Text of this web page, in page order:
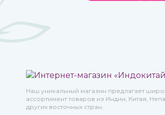
Наш уникальный магазин предлагает
ассортимент товаров из Индии, Китая,
других восточных стран.